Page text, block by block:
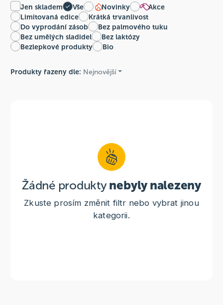
Jen skladem Vše Novinky
Akce
Limitovaná edice
Krátká trvanlivost
Do vyprodání zásob
Bez palmového tuku
Bez umělých sladidel
Bez laktózy
Bezlepkové produkty
Bio
Produkty řazeny dle: Nejnovější
Žádné produktynebyly nalezeny
Zkuste prosím změnit filtr nebo vybrat jinou
kategorii.